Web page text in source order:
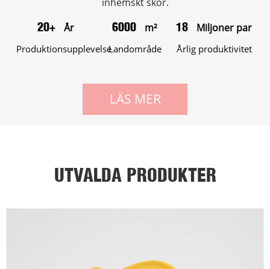
20+ År
Produktionsupplevelse
6000 m²
Landområde
18 Miljoner par
Årlig produktivitet
LÄS MER
UTVALDA PRODUKTER